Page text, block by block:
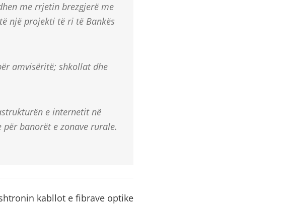
me rrjetin brezgjerë me
një projekti të ri të Bankës
amvisëritë; shkollat dhe
e internetit në
banorët e zonave rurale.
kabllot e fibrave optike